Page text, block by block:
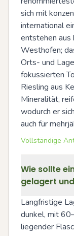
sich mit
international
entstehen aus
Westhofen;
Orts- und
fokussierten
Riesling aus
Mineralität,
wodurch er
auch für
Vollständige
Wie sollte
gelagert
Langfristige
dunkel, mit
liegender